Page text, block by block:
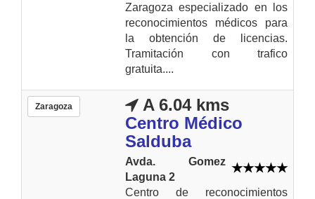
Zaragoza especializado en los
reconocimientos médicos para
la obtención de licencias.
Tramitación con trafico
gratuita....
Zaragoza
A 6.04 kms
Centro Médico
Salduba
Avda. Gomez
Laguna 2
Centro de reconocimientos